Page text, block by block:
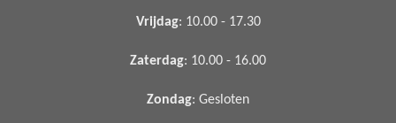
Vrijdag: 10.00 - 17.30
Zaterdag: 10.00 - 16.00
Zondag: Gesloten